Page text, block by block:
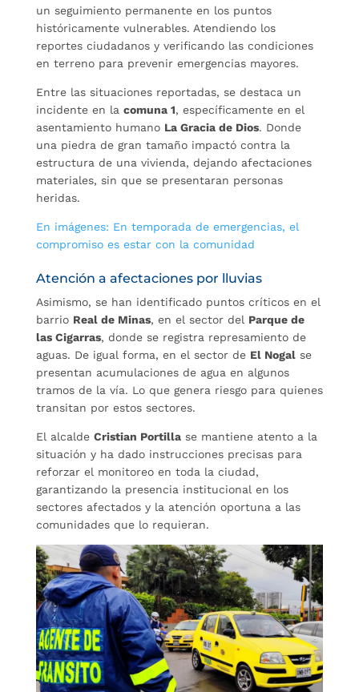
un seguimiento permanente en los puntos
históricamente vulnerables. Atendiendo los
reportes ciudadanos y verificando las condiciones
en terreno para prevenir emergencias mayores.
Entre las situaciones reportadas, se destaca un
incidente en la comuna 1, específicamente en el
asentamiento humano La Gracia de Dios. Donde
una piedra de gran tamaño impactó contra la
estructura de una vivienda, dejando afectaciones
materiales, sin que se presentaran personas
heridas.
En imágenes: En temporada de emergencias, el
compromiso es estar con la comunidad
Atención a afectaciones por lluvias
Asimismo, se han identificado puntos críticos en el
barrio Real de Minas, en el sector del Parque de
las Cigarras, donde se registra represamiento de
aguas. De igual forma, en el sector de El Nogalse
presentan acumulaciones de agua en algunos
tramos de la vía. Lo que genera riesgo para quienes
transitan por estos sectores.
El alcalde Cristian Portillase mantiene atento a la
situación y ha dado instrucciones precisas para
reforzar el monitoreo en toda la ciudad,
garantizando la presencia institucional en los
sectores afectados y la atención oportuna a las
comunidades que lo requieran.